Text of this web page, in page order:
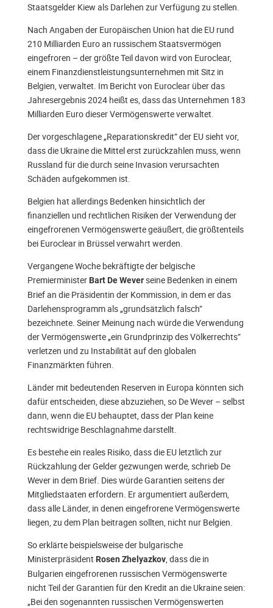
Staatsgelder Kiew als Darlehen zur Verfügung zu stellen.
Nach Angaben der Europäischen Union hat die EU rund
210 Milliarden Euro an russischem Staatsvermögen
eingefroren – der größte Teil davon wird von Euroclear,
einem Finanzdienstleistungsunternehmen mit Sitz in
Belgien, verwaltet. Im Bericht von Euroclear über das
Jahresergebnis 2024 heißt es, dass das Unternehmen 183
Milliarden Euro dieser Vermögenswerte verwaltet.
Der vorgeschlagene „Reparationskredit” der EU sieht vor,
dass die Ukraine die Mittel erst zurückzahlen muss, wenn
Russland für die durch seine Invasion verursachten
Schäden aufgekommen ist.
Belgien hat allerdings Bedenken hinsichtlich der
finanziellen und rechtlichen Risiken der Verwendung der
eingefrorenen Vermögenswerte geäußert, die größtenteils
bei Euroclear in Brüssel verwahrt werden.
Vergangene Woche bekräftigte der belgische
Premierminister Bart De Weverseine Bedenken in einem
Brief an die Präsidentin der Kommission, in dem er das
Darlehensprogramm als „grundsätzlich falsch”
bezeichnete. Seiner Meinung nach würde die Verwendung
der Vermögenswerte „ein Grundprinzip des Völkerrechts”
verletzen und zu Instabilität auf den globalen
Finanzmärkten führen.
Länder mit bedeutenden Reserven in Europa könnten sich
dafür entscheiden, diese abzuziehen, so De Wever – selbst
dann, wenn die EU behauptet, dass der Plan keine
rechtswidrige Beschlagnahme darstellt.
Es bestehe ein reales Risiko, dass die EU letztlich zur
Rückzahlung der Gelder gezwungen werde, schrieb De
Wever in dem Brief. Dies würde Garantien seitens der
Mitgliedstaaten erfordern. Er argumentiert außerdem,
dass alle Länder, in denen eingefrorene Vermögenswerte
liegen, zu dem Plan beitragen sollten, nicht nur Belgien.
So erklärte beispielsweise der bulgarische
Ministerpräsident Rosen Zhelyazkov, dass die in
Bulgarien eingefrorenen russischen Vermögenswerte
nicht Teil der Garantien für den Kredit an die Ukraine seien:
„Bei den sogenannten russischen Vermögenswerten